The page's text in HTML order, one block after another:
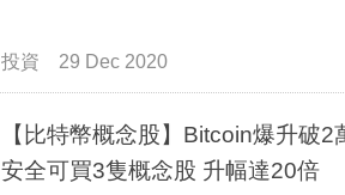
投資 29 Dec 2020
【比特幣概念股】Bitcoin爆升破
安全可買3隻概念股 升幅達20倍